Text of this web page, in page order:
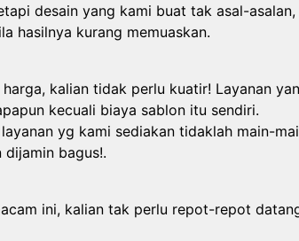
desain yang kami buat tak asal-
hasilnya kurang memuaskan.
kalian tidak perlu kuatir! Layanan
kecuali biaya sablon itu sendiri.
yg kami sediakan tidaklah main-
bagus!.
ini, kalian tak perlu repot-repot